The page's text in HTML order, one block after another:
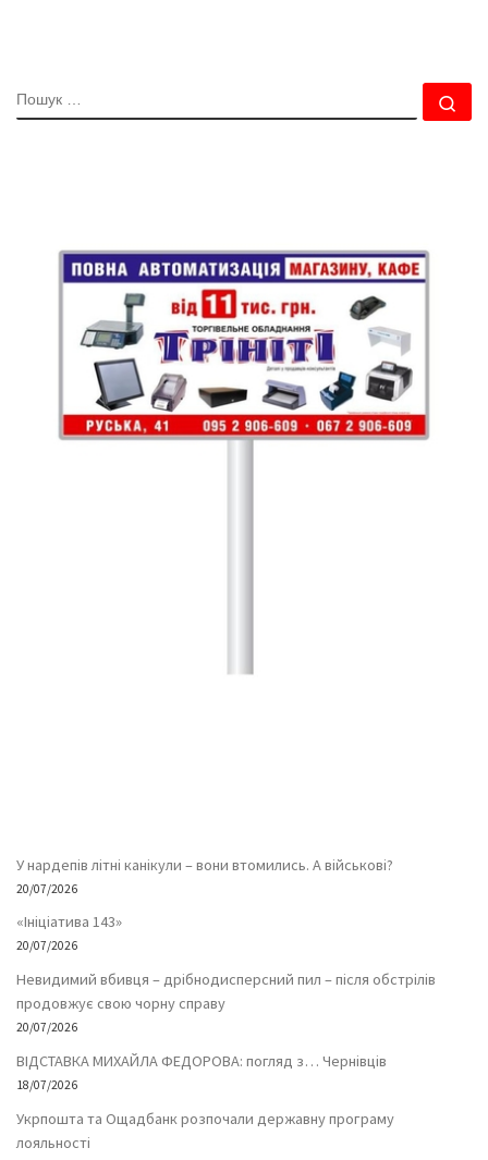
ПОШУК
У нардепів літні канікули – вони втомились. А військові?
20/07/2026
«Ініціатива 143»
20/07/2026
Невидимий вбивця – дрібнодисперсний пил – після обстрілів
продовжує свою чорну справу
20/07/2026
ВІДСТАВКА МИХАЙЛА ФЕДОРОВА: погляд з… Чернівців
18/07/2026
Укрпошта та Ощадбанк розпочали державну програму
лояльності